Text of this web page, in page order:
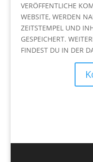
VERÖFFENTLICHE
WEBSITE, WERDEN
ZEITSTEMPEL UND
GESPEICHERT.
FINDEST DU IN DER